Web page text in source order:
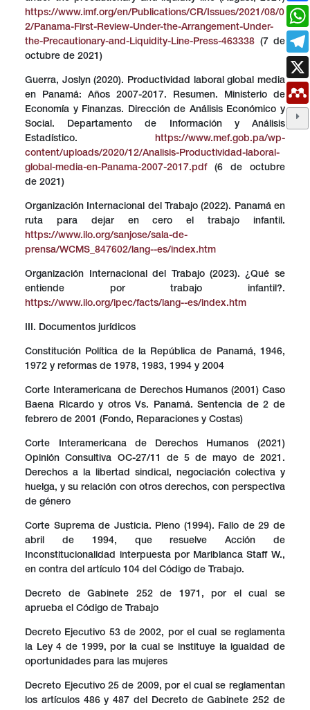
https://www.imf.org/en/Publications/CR/Issues/2021/08/0
2/Panama-First-Review-Under-the-Arrangement-Under-
the-Precautionary-and-Liquidity-Line-Press-463338 (7 de
octubre de 2021)
Guerra, Joslyn (2020). Productividad laboral global media
en Panamá: Años 2007-2017. Resumen. Ministerio de
Economía y Finanzas. Dirección de Análisis Económico y
Social. Departamento de Información y Análisis
Estadístico.
https://www.mef.gob.pa/wp-
content/uploads/2020/12/Analisis-Productividad-laboral-
global-media-en-Panama-2007-2017.pdf(6 de octubre
de 2021)
Organización Internacional del Trabajo (2022). Panamá en
ruta para dejar en cero el trabajo infantil.
https://www.ilo.org/sanjose/sala-de-
prensa/WCMS_847602/lang--es/index.htm
Organización Internacional del Trabajo (2023). ¿Qué se
entiende por trabajo infantil?.
https://www.ilo.org/ipec/facts/lang--es/index.htm
III. Documentos jurídicos
Constitución Política de la República de Panamá, 1946,
1972 y reformas de 1978, 1983, 1994 y 2004
Corte Interamericana de Derechos Humanos (2001) Caso
Baena Ricardo y otros Vs. Panamá. Sentencia de 2 de
febrero de 2001 (Fondo, Reparaciones y Costas)
Corte Interamericana de Derechos Humanos (2021)
Opinión Consultiva OC-27/11 de 5 de mayo de 2021.
Derechos a la libertad sindical, negociación colectiva y
huelga, y su relación con otros derechos, con perspectiva
de género
Corte Suprema de Justicia. Pleno (1994). Fallo de 29 de
abril de 1994, que resuelve Acción de
Inconstitucionalidad interpuesta por Mariblanca Staff W.,
en contra del artículo 104 del Código de Trabajo.
Decreto de Gabinete 252 de 1971, por el cual se
aprueba el Código de Trabajo
Decreto Ejecutivo 53 de 2002, por el cual se reglamenta
la Ley 4 de 1999, por la cual se instituye la igualdad de
oportunidades para las mujeres
Decreto Ejecutivo 25 de 2009, por el cual se reglamentan
los artículos 486 y 487 del Decreto de Gabinete 252 de